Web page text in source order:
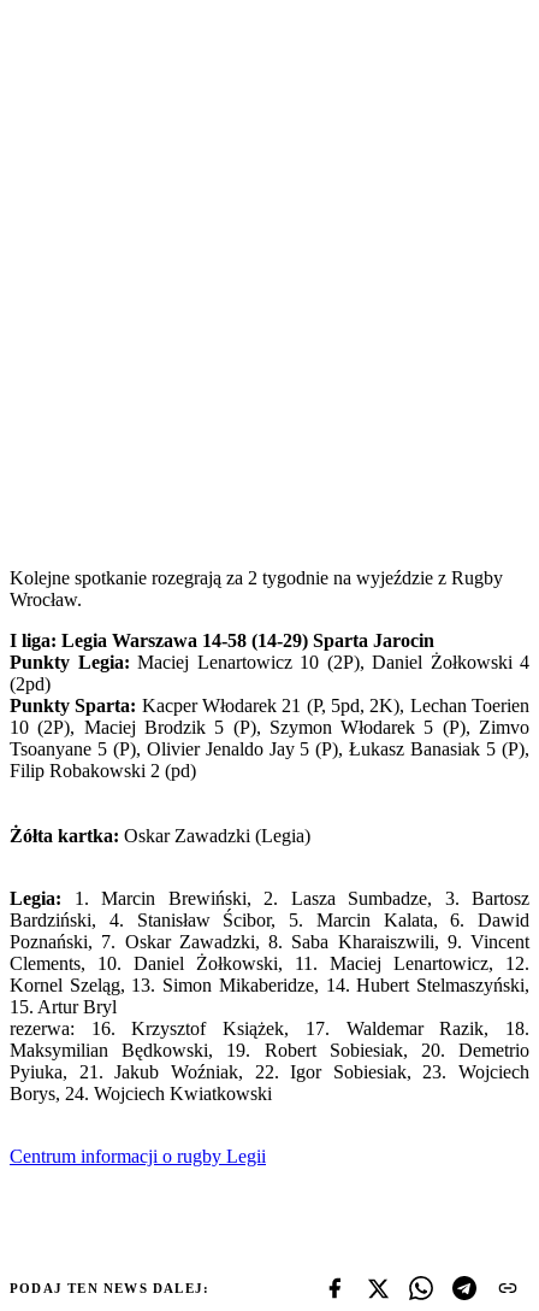
Kolejne spotkanie rozegrają za 2 tygodnie na wyjeździe z Rugby
Wrocław.
I liga: Legia Warszawa 14-58 (14-29) Sparta Jarocin
Punkty Legia: Maciej Lenartowicz 10 (2P), Daniel Żołkowski 4
(2pd)
Punkty Sparta: Kacper Włodarek 21 (P, 5pd, 2K), Lechan Toerien
10 (2P), Maciej Brodzik 5 (P), Szymon Włodarek 5 (P), Zimvo
Tsoanyane 5 (P), Olivier Jenaldo Jay 5 (P), Łukasz Banasiak 5 (P),
Filip Robakowski 2 (pd)
Żółta kartka: Oskar Zawadzki (Legia)
Legia: 1. Marcin Brewiński, 2. Lasza Sumbadze, 3. Bartosz
Bardziński, 4. Stanisław Ścibor, 5. Marcin Kalata, 6. Dawid
Poznański, 7. Oskar Zawadzki, 8. Saba Kharaiszwili, 9. Vincent
Clements, 10. Daniel Żołkowski, 11. Maciej Lenartowicz, 12.
Kornel Szeląg, 13. Simon Mikaberidze, 14. Hubert Stelmaszyński,
15. Artur Bryl
rezerwa: 16. Krzysztof Książek, 17. Waldemar Razik, 18.
Maksymilian Będkowski, 19. Robert Sobiesiak, 20. Demetrio
Pyiuka, 21. Jakub Woźniak, 22. Igor Sobiesiak, 23. Wojciech
Borys, 24. Wojciech Kwiatkowski
Centrum informacji o rugby Legii
PODAJ TEN NEWS DALEJ: